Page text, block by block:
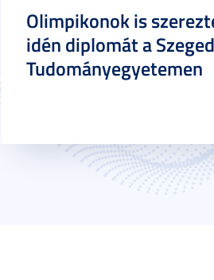
Olimpikonok is
idén diplomát a
Tudományegyetemen